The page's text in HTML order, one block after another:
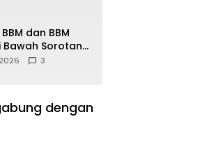
dan BBM
Bawah Sorotan
Kepentingan
3
dengan